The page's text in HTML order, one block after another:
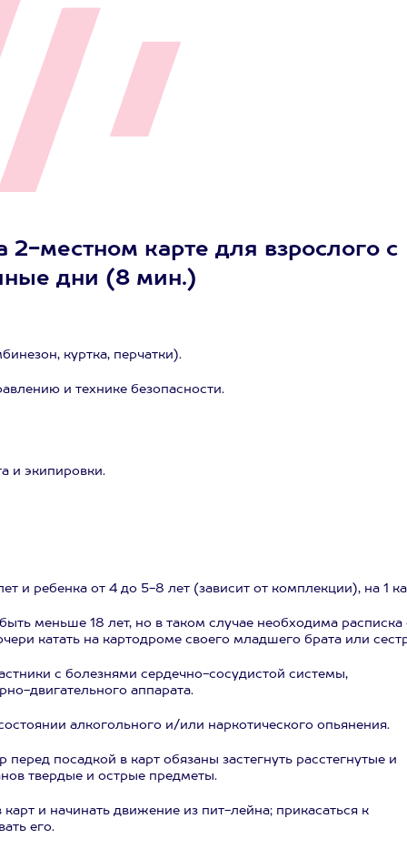
местном карте для взрослого с
дни (8 мин.)
куртка, перчатки).
и технике безопасности.
и экипировки.
и ребенка от 4 до 5-8 лет (зависит от комплекции), на 1
меньше 18 лет, но в таком случае необходима расписка
катать на картодроме своего младшего брата или
с болезнями сердечно-сосудистой системы,
двигательного аппарата.
алкогольного и/или наркотического опьянения.
посадкой в карт обязаны застегнуть расстегнутые и
твердые и острые предметы.
и начинать движение из пит-лейна; прикасаться к
его.